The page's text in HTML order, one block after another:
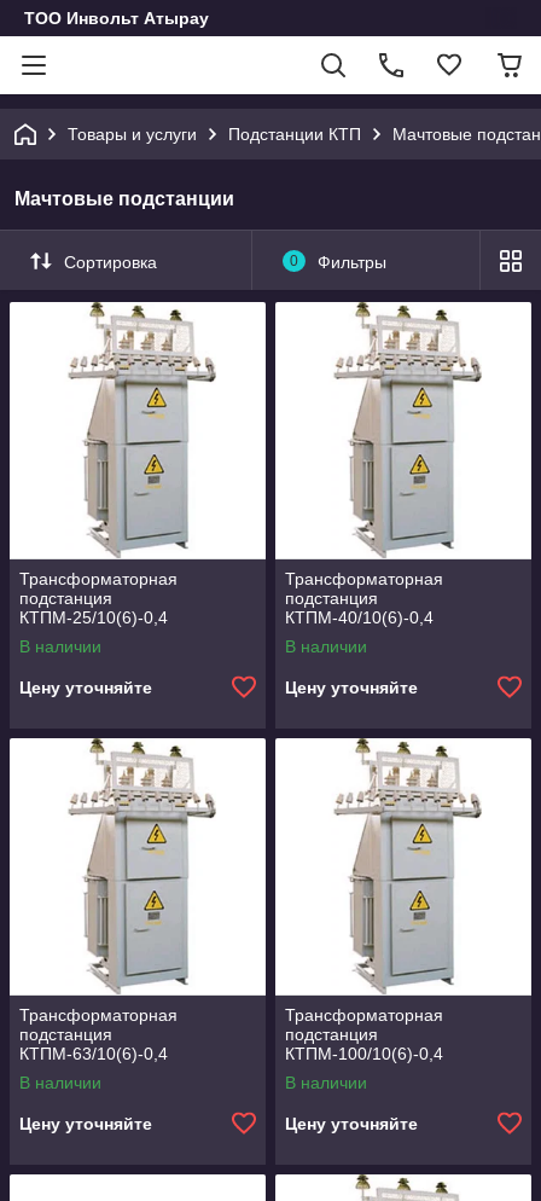
ТОО Инвольт Атырау
Товары и услуги Подстанции КТП Мачтовые
Мачтовые подстанции
Сортировка 0 Фильтры
Трансформаторная
подстанция
КТПМ-25/10(6)-0,4
В наличии
Цену уточняйте
Трансформаторная
подстанция
КТПМ-40/10(6)-0,4
В наличии
Цену уточняйте
Трансформаторная
подстанция
КТПМ-63/10(6)-0,4
В наличии
Цену уточняйте
Трансформаторная
подстанция
КТПМ-100/10(6)-0,4
В наличии
Цену уточняйте